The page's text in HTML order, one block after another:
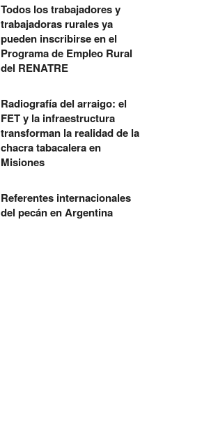
Todos los trabajadores y
trabajadoras rurales ya
pueden inscribirse en el
Programa de Empleo Rural
del RENATRE
Radiografía del arraigo: el
FET y la infraestructura
transforman la realidad de la
chacra tabacalera en
Misiones
Referentes internacionales
del pecán en Argentina